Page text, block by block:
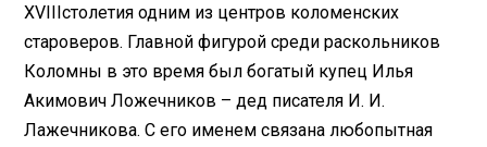
XVIIIстолетия одним из центров коломенских
староверов. Главной фигурой среди раскольников
Коломны в это время был богатый купец Илья
Акимович Ложечников – дед писателя И. И.
Лажечникова. С его именем связана любопытная